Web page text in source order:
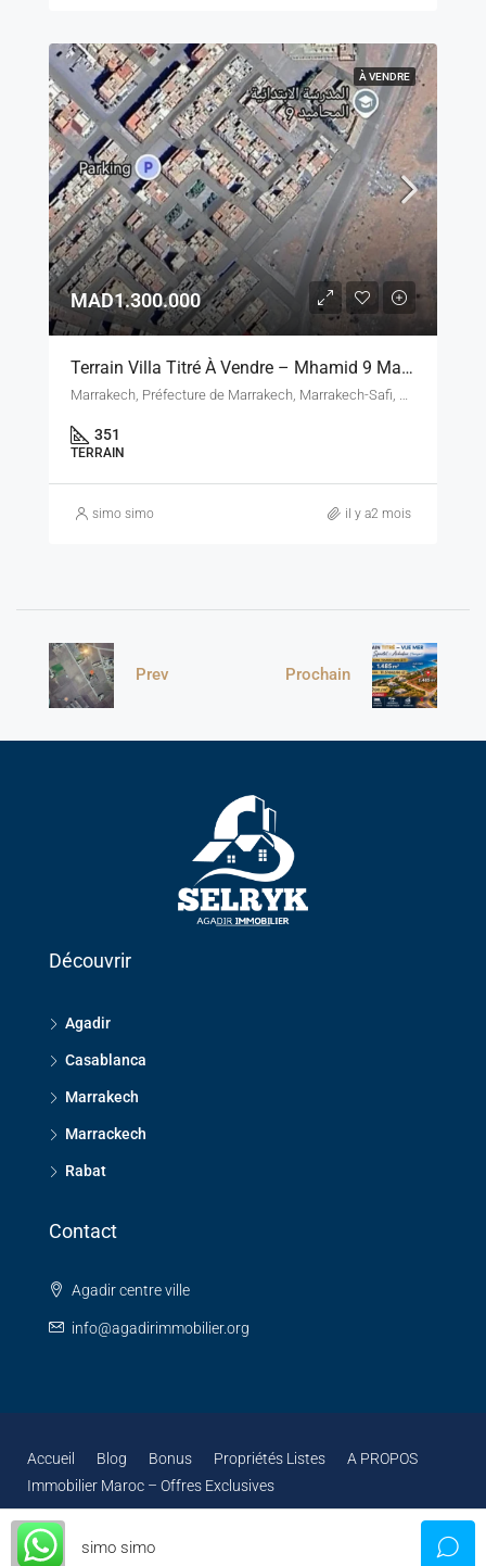
À VENDRE
MAD1.300.000
Terrain Villa Titré À Vendre – Mhamid 9 Marrakech – 351 M² – 3 Façades
351
TERRAIN
simo simo il y a2 mois
Prev Prochain
Découvrir
Agadir
Casablanca
Marrakech
Marrackech
Rabat
Contact
Agadir centre ville
info@agadirimmobilier.org
Accueil Blog Bonus Propriétés Listes
A PROPOS
Immobilier Maroc – Offres Exclusives
simo simo